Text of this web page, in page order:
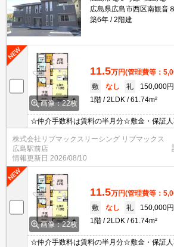
広島県広島市西区南観音
築6年
2階建
画像：22枚
11.5万円(管理費等：
敷
なし 礼
150,000円
1階
2LDK 61.74m²
☆仲介手数料は賃料の半月分☆敷金・保証人
無料☆オートロック完備でセキュリティー
宅配BOXあり☆追い焚き機能など水回り設備
的♪近くにスーパーやコンビニがありますの
株式会社リブマックスリーシング リブマックス
広島駅前店
情報更新日 2026/08/10
画像：22枚
11.5万円(管理費等：
敷
なし 礼
150,000円
1階
2LDK 61.74m²
☆仲介手数料は賃料の半月分☆敷金・保証人